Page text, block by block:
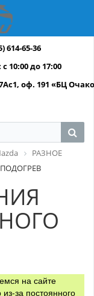
614-65-36
10:00 до 17:00
оф. 191 «БЦ
РАЗНОЕ
на сайте
за постоянного